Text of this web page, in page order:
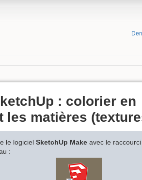
: colorier en
les matières
le logiciel SketchUp Make avec le raccourci
: